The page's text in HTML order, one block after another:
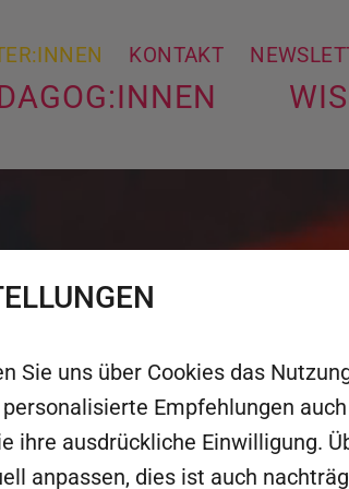
KONTAKT
Sie uns über Cookies das
Empfehlungen
ihre ausdrückliche Einwilligung.
anpassen, dies ist auch